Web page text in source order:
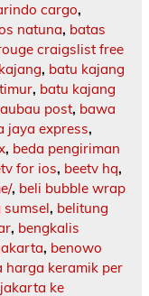
cargo,
natuna, batas
craigslist free
, batu kajang
, batu kajang
post, bawa
jaya express,
, beda pengiriman
for ios, beetv hq,
, beli bubble wrap
sumsel, belitung
, bengkalis
, benowo
harga keramik per
ke